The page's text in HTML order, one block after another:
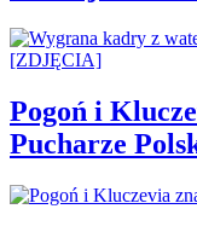
Pogoń i
Pucharze